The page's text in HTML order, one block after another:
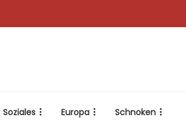
Soziales Europa Schnoken